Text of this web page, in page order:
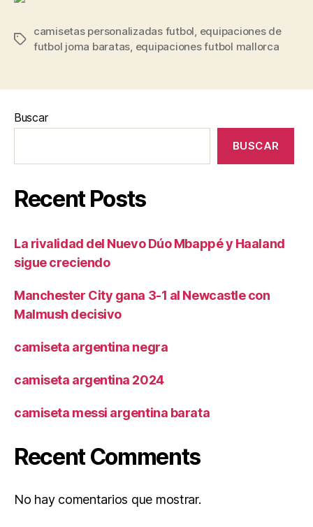
Etiquetas
camisetas personalizadas futbol, equipaciones de
futbol joma baratas, equipaciones futbol mallorca
Buscar
BUSCAR
Recent Posts
La rivalidad del Nuevo Dúo Mbappé y Haaland
sigue creciendo
Manchester City gana 3-1 al Newcastle con
Malmush decisivo
camiseta argentina negra
camiseta argentina 2024
camiseta messi argentina barata
Recent Comments
No hay comentarios que mostrar.